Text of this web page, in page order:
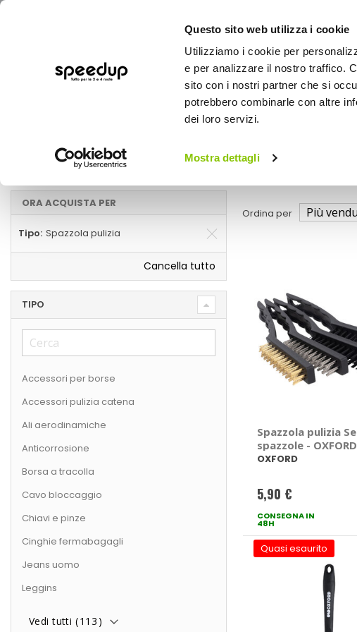
Questo sito web utilizza i cookie
Utilizziamo i cookie per
e per analizzare il nostro traffico.
sito con i nostri partner che si
potrebbero combinarle con altre
dei loro servizi.
Mostra dettagli
BICI OUTDOOR
Marche OXFORD - Spazzola pulizia
Spazzola pulizia
Ordina per
Spazzola pulizia
spazzole - OXFORD
OXFORD
5,90 €
CONSEGNA IN
48H
Quasi esaurito
ORA ACQUISTA PER
Tipo Spazzola pulizia
Cancella tutto
TIPO
Accessori per borse
Accessori pulizia catena
Ali aerodinamiche
Anticorrosione
Borsa a tracolla
Cavo bloccaggio
Chiavi e pinze
Cinghie fermabagagli
Jeans uomo
Leggins
Vedi tutti (113 )